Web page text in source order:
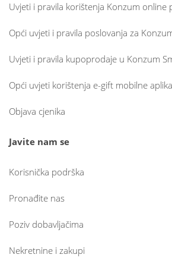
Uvjeti i pravila korištenja Konzum online
Opći uvjeti i pravila poslovanja za
Uvjeti i pravila kupoprodaje u Konzum
Opći uvjeti korištenja e-gift mobilne
Objava cjenika
Javite nam se
Korisnička podrška
Pronađite nas
Poziv dobavljačima
Nekretnine i zakupi